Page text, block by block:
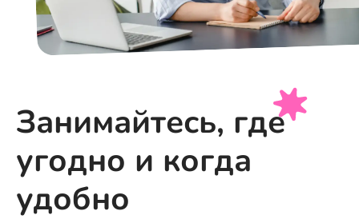
Занимайтесь, где
угодно и когда
удобно